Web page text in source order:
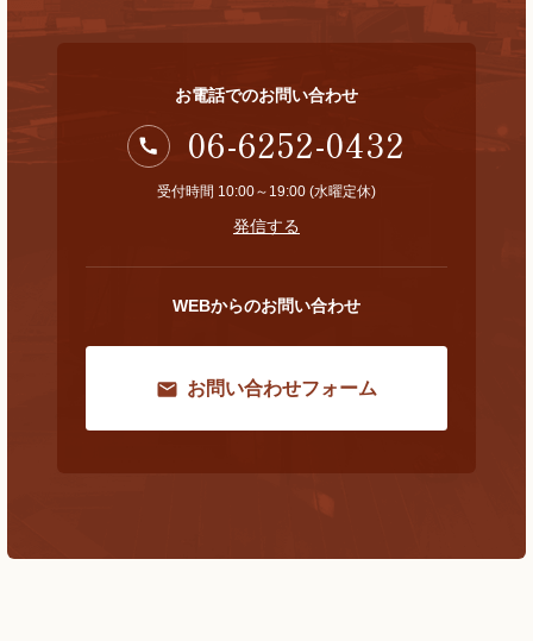
お電話でのお問い合わせ
06-6252-0432
受付時間 10:00～19:00 (水曜定休)
発信する
WEBからのお問い合わせ
お問い合わせフォーム